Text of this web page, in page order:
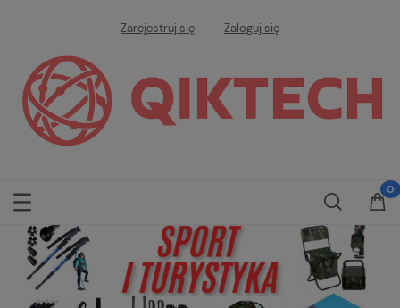
Zarejestruj się Zaloguj się